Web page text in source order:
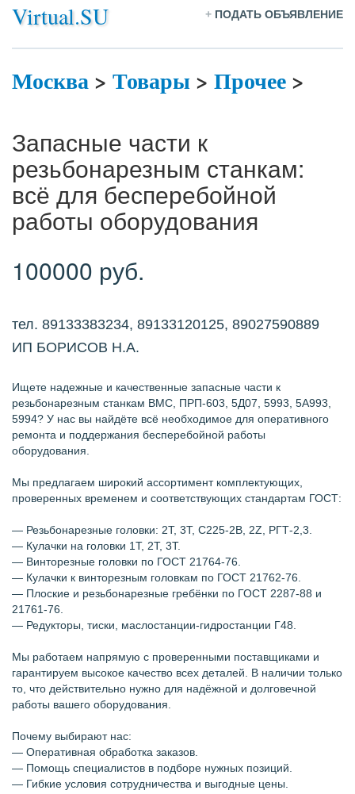
Virtual.SU + ПОДАТЬ ОБЪЯВЛЕНИЕ
Москва> Товары> Прочее>
Запасные части к
резьбонарезным станкам:
всё для бесперебойной
работы оборудования
100000 руб.
тел. 89133383234, 89133120125, 89027590889
ИП БОРИСОВ Н.А.
Ищете надежные и качественные запасные части к
резьбонарезным станкам ВМС, ПРП-603, 5Д07, 5993, 5А993,
5994? У нас вы найдёте всё необходимое для оперативного
ремонта и поддержания бесперебойной работы
оборудования.
Мы предлагаем широкий ассортимент комплектующих,
проверенных временем и соответствующих стандартам ГОСТ:
— Резьбонарезные головки: 2Т, 3Т, С225-2В, 2Z, РГТ-2,3.
— Кулачки на головки 1Т, 2Т, 3Т.
— Винторезные головки по ГОСТ 21764-76.
— Кулачки к винторезным головкам по ГОСТ 21762-76.
— Плоские и резьбонарезные гребёнки по ГОСТ 2287-88 и
21761-76.
— Редукторы, тиски, маслостанции-гидростанции Г48.
Мы работаем напрямую с проверенными поставщиками и
гарантируем высокое качество всех деталей. В наличии только
то, что действительно нужно для надёжной и долговечной
работы вашего оборудования.
Почему выбирают нас:
— Оперативная обработка заказов.
— Помощь специалистов в подборе нужных позиций.
— Гибкие условия сотрудничества и выгодные цены.